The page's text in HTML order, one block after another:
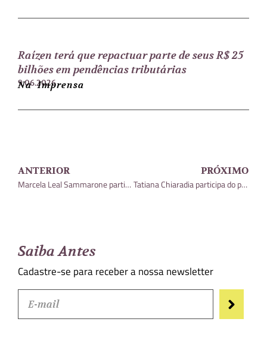
Raízen terá que repactuar parte de seus R$ 25
bilhões em pendências tributárias
9.06.2026
Na Imprensa
ANTERIOR
Marcela Leal Sammarone participa de evento da Confederação Nacional da Agricultura e Pecuária
PRÓXIMO
Tatiana Chiaradia participa do primeiro encontro do Woman in Tax em 2020
Saiba Antes
Cadastre-se para receber a nossa newsletter